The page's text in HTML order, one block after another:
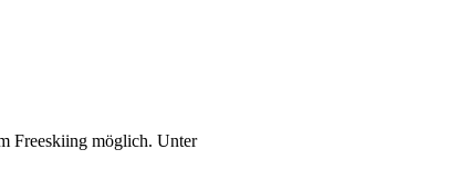
Freeskiing möglich. Unter